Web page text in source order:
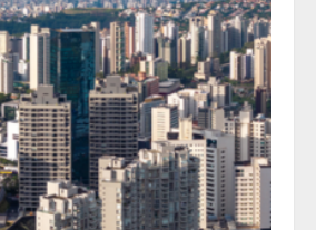
Após enchentes e tempestades,
linha emergencial já liberou R$ 89
milhões para reconstrução de
pequenos negócios em Minas
Encontro mundial das Cidades
Criativas da Gastronomia da
Unesco tem a participação de BH